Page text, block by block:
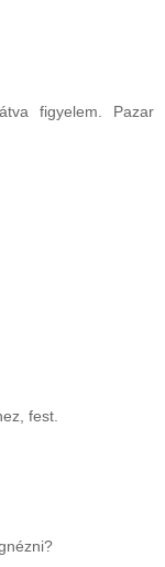
figyelem. Pazar
fest.